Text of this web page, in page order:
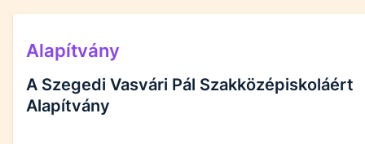
Alapítvány
A Szegedi Vasvári Pál Szakközépiskoláért
Alapítvány